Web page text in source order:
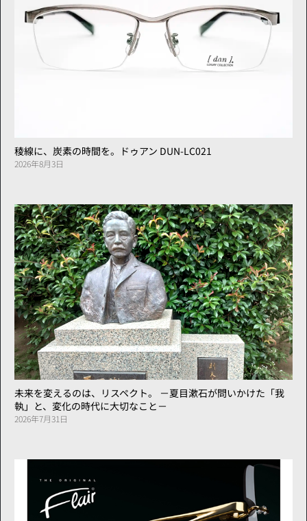
稜線に、炭素の時間を。ドゥアン DUN-LC021
2026年8月3日
未来を変えるのは、リスペクト。 －夏目漱石が問いかけた「我
執」と、変化の時代に大切なこと－
2026年7月31日